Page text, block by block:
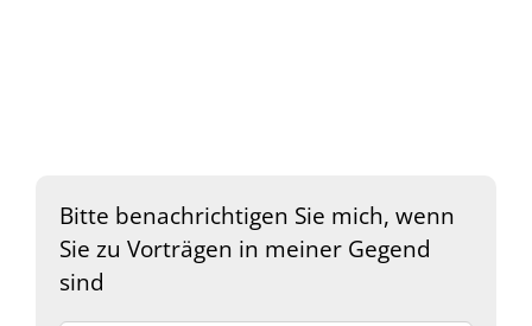
Bitte benachrichtigen Sie mich, wenn
Sie zu Vorträgen in meiner Gegend
sind